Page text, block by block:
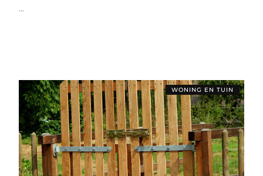
...
WONING EN TUIN